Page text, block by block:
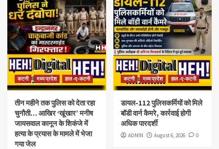
कटनी मध्य प्रदेश हाल -ए-कटनी
तीन महीने तक पुलिस को देता रहा
चुनौती… आखिर ‘खूंखार’ मनीष
जायसवाल कानून के शिकंजे में
हत्या के प्रयास के मामले में भेजा
गया जेल
कटनी मध्य प्रदेश हाल -ए-कटनी
डायल-112 पुलिसकर्मियों को मिले
बॉडी वार्न कैमरे, कार्रवाई होगी
अधिक पारदर्शी
ADMIN August 6, 2026 0